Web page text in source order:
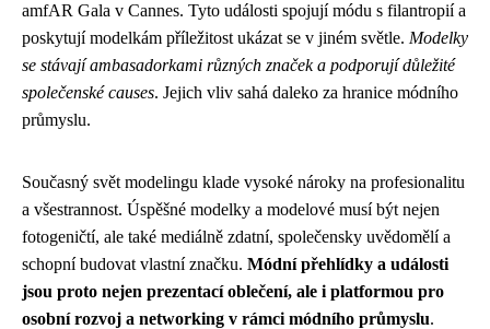
amfAR Gala v Cannes. Tyto události spojují módu s filantropií a
poskytují modelkám příležitost ukázat se v jiném světle. Modelky
se stávají ambasadorkami různých značek a podporují důležité
společenské causes. Jejich vliv sahá daleko za hranice módního
průmyslu.
Současný svět modelingu klade vysoké nároky na profesionalitu
a všestrannost. Úspěšné modelky a modelové musí být nejen
fotogeničtí, ale také mediálně zdatní, společensky uvědomělí a
schopní budovat vlastní značku. Módní přehlídky a události
jsou proto nejen prezentací oblečení, ale i platformou pro
osobní rozvoj a networking v rámci módního průmyslu.